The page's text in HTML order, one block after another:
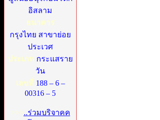
อิสลาม
ธนาคาร
กรุงไทย สาขาย่อย
ประเวศ
ประเภท กระแสราย
วัน
เลขที่ 188 – 6 –
00316 – 5
>>>..ร่วมบริจาคค